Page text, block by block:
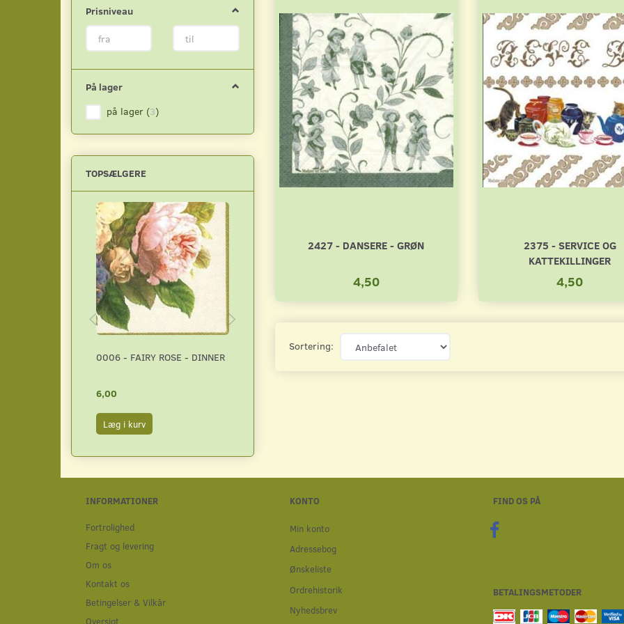
Prisniveau
På lager
på lager (3)
TOPSÆLGERE
0006 - FAIRY ROSE - DINNER
6,00
Læg i kurv
120040 ATC ARK SMÅ BIER ATC KARTON TIL 9 KORT
2427 - DANSERE - GRØN
4,50
2375 - SERVICE OG
KATTEKILLINGER
4,50
Sortering:
INFORMATIONER
Fortrolighed
Fragt og levering
Om os
Kontakt os
Betingelser & Vilkår
Oversigt
KONTO
Min konto
Adressebog
Ønskeliste
Ordrehistorik
Nyhedsbrev
FIND OS PÅ
BETALINGSMETODER